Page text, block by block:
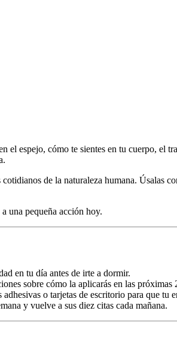
espejo, cómo te sientes en tu cuerpo, el
de la naturaleza humana. Úsalas
una pequeña acción hoy.
en tu día antes de irte a dormir.
sobre cómo la aplicarás en las próximas
o tarjetas de escritorio para que tu
y vuelve a sus diez citas cada mañana.